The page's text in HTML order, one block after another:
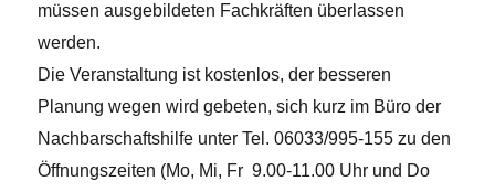
müssen ausgebildeten Fachkräften überlassen
werden.
Die Veranstaltung ist kostenlos, der besseren
Planung wegen wird gebeten, sich kurz im Büro der
Nachbarschaftshilfe unter Tel. 06033/995-155 zu den
Öffnungszeiten (Mo, Mi, Fr 9.00-11.00 Uhr und Do